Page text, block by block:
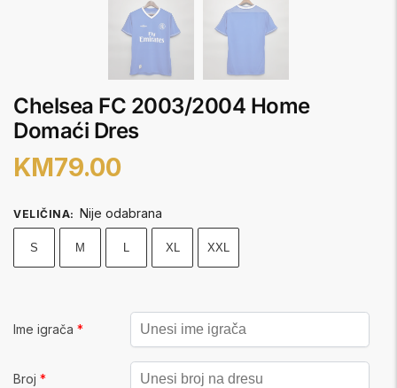
Chelsea FC 2003/2004 Home
Domaći Dres
KM79.00
VELIČINA: Nije odabrana
S M L XL XXL
Ime igrača *
Broj *